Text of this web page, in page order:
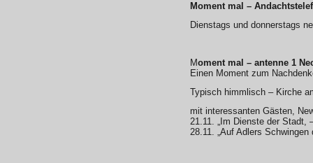
Moment mal –
Dienstags und donnerstags
Moment mal – antenne 1
Einen Moment zum
Typisch himmlisch – Kirche
mit interessanten Gästen,
21.11. „Im Dienste der Stadt,
28.11. „Auf Adlers